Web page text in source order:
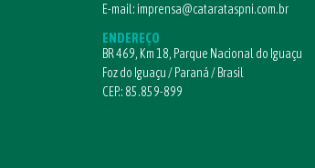
E-mail: imprensa@catarataspni.com.br
ENDEREÇO
BR 469, Km 18, Parque Nacional do Iguaçu
Foz do Iguaçu / Paraná / Brasil
CEP.: 85.859-899